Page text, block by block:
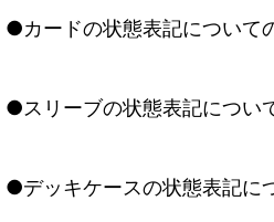
●カードの状態表記について
●スリーブの状態表記につい
●デッキケースの状態表記に